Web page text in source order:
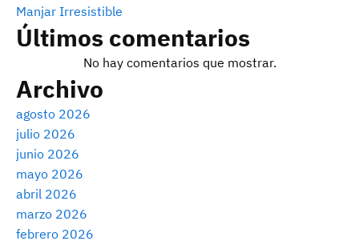
Manjar Irresistible
Últimos comentarios
No hay comentarios que mostrar.
Archivo
agosto 2026
julio 2026
junio 2026
mayo 2026
abril 2026
marzo 2026
febrero 2026